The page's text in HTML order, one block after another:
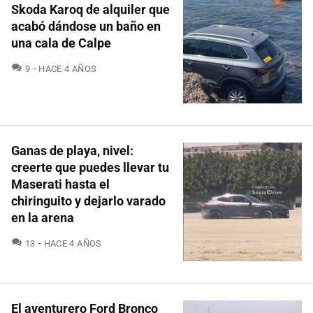
Skoda Karoq de alquiler que
acabó dándose un baño en
una cala de Calpe
9 COMENTARIOS
HACE 4 AÑOS
Ganas de playa, nivel:
creerte que puedes llevar tu
Maserati hasta el
chiringuito y dejarlo varado
en la arena
13 COMENTARIOS
HACE 4 AÑOS
El aventurero Ford Bronco